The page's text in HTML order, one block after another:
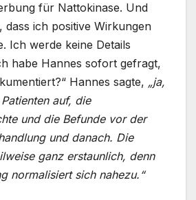
für Nattokinase. Und
dass ich positive Wirkungen
Ich werde keine Details
habe Hannes sofort gefragt,
Hannes sagte, „ja,
auf, die
und die Befunde vor der
und danach. Die
ganz erstaunlich, denn
normalisiert sich nahezu.“